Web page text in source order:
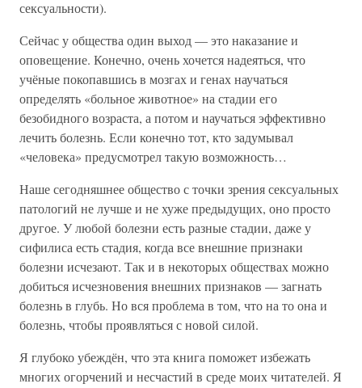
сексуальности).
Сейчас у общества один выход — это наказание и
оповещение. Конечно, очень хочется надеяться, что
учёные покопавшись в мозгах и генах научаться
определять «больное животное» на стадии его
безобидного возраста, а потом и научаться эффективно
лечить болезнь. Если конечно тот, кто задумывал
«человека» предусмотрел такую возможность…
Наше сегодняшнее общество с точки зрения сексуальных
патологий не лучше и не хуже предыдущих, оно просто
другое. У любой болезни есть разные стадии, даже у
сифилиса есть стадия, когда все внешние признаки
болезни исчезают. Так и в некоторых обществах можно
добиться исчезновения внешних признаков — загнать
болезнь в глубь. Но вся проблема в том, что на то она и
болезнь, чтобы проявляться с новой силой.
Я глубоко убеждён, что эта книга поможет избежать
многих огорчений и несчастий в среде моих читателей. Я